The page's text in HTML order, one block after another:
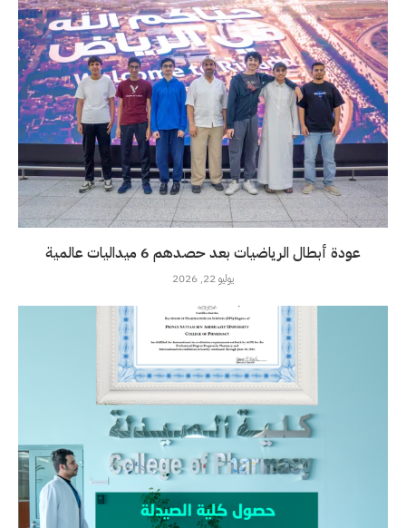
عودة أبطال الرياضيات بعد حصدهم 6 ميداليات عالمية
يوليو 22, 2026